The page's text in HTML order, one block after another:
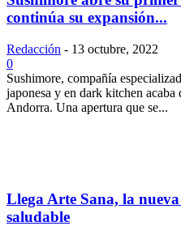
continúa su expansión...
Redacción - 13 octubre, 2022
0
Sushimore, compañía
japonesa y en dark kitchen
Andorra. Una apertura que se...
Llega Arte Sana, la
saludable